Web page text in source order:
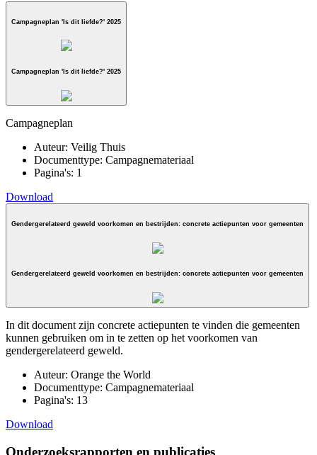
Campagneplan 'Is dit liefde?' 2025
Campagneplan 'Is dit liefde?' 2025
Campagneplan
Auteur: Veilig Thuis
Documenttype: Campagnemateriaal
Pagina's: 1
Download
Gendergerelateerd geweld voorkomen en bestrijden: concrete actiepunten voor gemeenten
Gendergerelateerd geweld voorkomen en bestrijden: concrete actiepunten voor gemeenten
In dit document zijn concrete actiepunten te vinden die gemeenten
kunnen gebruiken om in te zetten op het voorkomen van
gendergerelateerd geweld.
Auteur: Orange the World
Documenttype: Campagnemateriaal
Pagina's: 13
Download
Onderzoeksrapporten en publicaties